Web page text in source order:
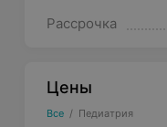
Рассрочка
Цены
Все / Педиатрия